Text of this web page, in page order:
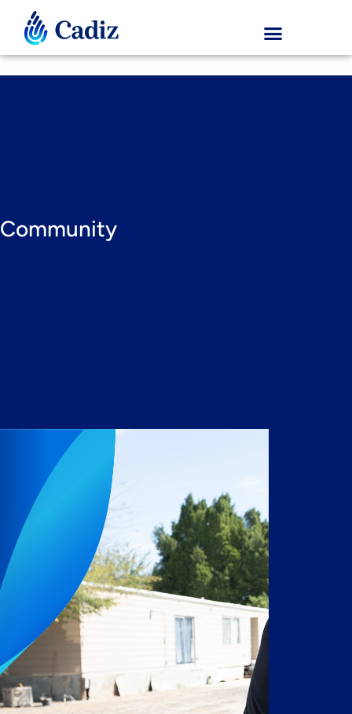
Community